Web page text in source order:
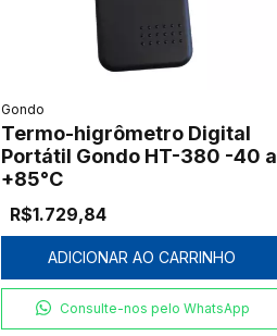
Gondo
Termo-higrômetro Digital
Portátil Gondo HT-380 -40 a
+85°C
R$1.729,84
ADICIONAR AO CARRINHO
Consulte-nos pelo WhatsApp